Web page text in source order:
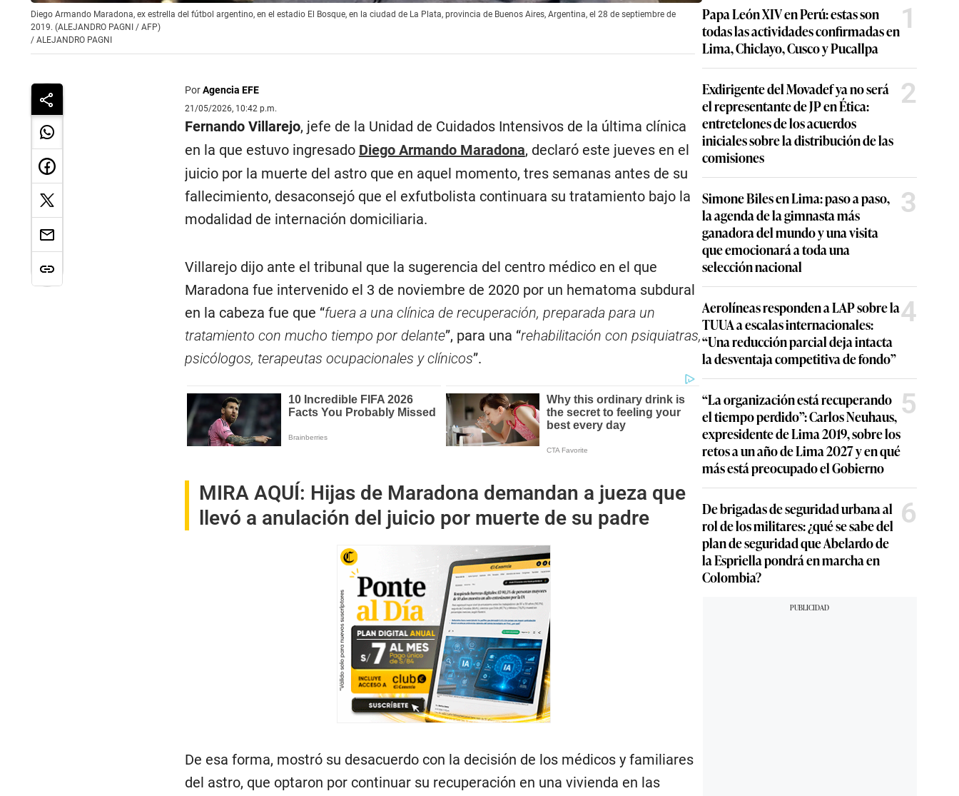
Diego Armando Maradona, ex estrella del fútbol argentino, en el estadio El Bosque, en la ciudad de La Plata, provincia de Buenos Aires, Argentina, el 28 de septiembre de
2019. (ALEJANDRO PAGNI / AFP)
/ ALEJANDRO PAGNI
PorAgencia EFE
21/05/2026, 10:42 p.m.
Fernando Villarejo, jefe de la Unidad de Cuidados Intensivos de la última clínica
en la que estuvo ingresado Diego Armando Maradona, declaró este jueves en el
juicio por la muerte del astro que en aquel momento, tres semanas antes de su
fallecimiento, desaconsejó que el exfutbolista continuara su tratamiento bajo la
modalidad de internación domiciliaria.
Villarejo dijo ante el tribunal que la sugerencia del centro médico en el que
Maradona fue intervenido el 3 de noviembre de 2020 por un hematoma subdural
en la cabeza fue que “fuera a una clínica de recuperación, preparada para un
tratamiento con mucho tiempo por delante”, para una “rehabilitación con psiquiatras,
psicólogos, terapeutas ocupacionales y clínicos”.
MIRA AQUÍ: Hijas de Maradona demandan a jueza que
llevó a anulación del juicio por muerte de su padre
De esa forma, mostró su desacuerdo con la decisión de los médicos y familiares
del astro, que optaron por continuar su recuperación en una vivienda en las
Papa León XIV en Perú: estas son
todas las actividades confirmadas en
Lima, Chiclayo, Cusco y Pucallpa
1
Exdirigente del Movadef ya no será
el representante de JP en Ética:
entretelones de los acuerdos
iniciales sobre la distribución de las
comisiones
2
Simone Biles en Lima: paso a paso,
la agenda de la gimnasta más
ganadora del mundo y una visita
que emocionará a toda una
selección nacional
3
Aerolíneas responden a LAP sobre la
TUUA a escalas internacionales:
“Una reducción parcial deja intacta
la desventaja competitiva de fondo”
4
“La organización está recuperando
el tiempo perdido”: Carlos Neuhaus,
expresidente de Lima 2019, sobre los
retos a un año de Lima 2027 y en qué
más está preocupado el Gobierno
5
De brigadas de seguridad urbana al
rol de los militares: ¿qué se sabe del
plan de seguridad que Abelardo de
la Espriella pondrá en marcha en
Colombia?
6